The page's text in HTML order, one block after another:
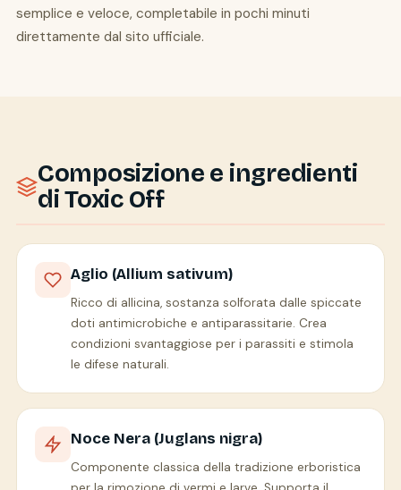
semplice e veloce, completabile in pochi minuti
direttamente dal sito ufficiale.
Composizione e ingredienti
di Toxic Off
Aglio (Allium sativum)
Ricco di allicina, sostanza solforata dalle spiccate
doti antimicrobiche e antiparassitarie. Crea
condizioni svantaggiose per i parassiti e stimola
le difese naturali.
Noce Nera (Juglans nigra)
Componente classica della tradizione erboristica